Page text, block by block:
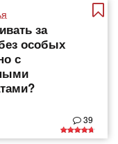
за
особых
с
39